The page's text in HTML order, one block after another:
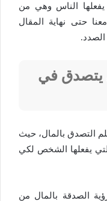
يفعلها الناس وهي من
حتى نهاية المقال
يتصدق في
التصدق بالمال، حيث
يفعلها الشخص لكي
الصدقة بالمال من